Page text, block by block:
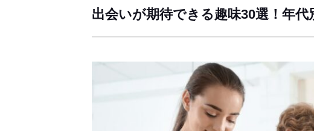
出会いが期待できる趣味30選！年